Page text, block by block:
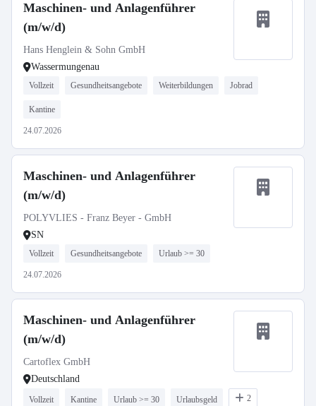
Maschinen- und Anlagenführer
(m/w/d)
Hans Henglein & Sohn GmbH
Wassermungenau
Vollzeit Gesundheitsangebote Weiterbildungen Jobrad
Kantine
24.07.2026
Maschinen- und Anlagenführer
(m/w/d)
POLYVLIES - Franz Beyer - GmbH
SN
Vollzeit Gesundheitsangebote Urlaub >= 30
24.07.2026
Maschinen- und Anlagenführer
(m/w/d)
Cartoflex GmbH
Deutschland
Vollzeit Kantine Urlaub >= 30 Urlaubsgeld 2